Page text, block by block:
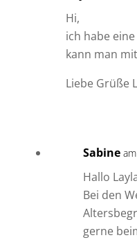
Hi,
ich habe
kann man
Liebe Grüße
Sabine
Hallo
Bei den
gerne